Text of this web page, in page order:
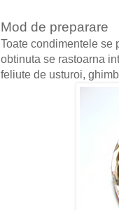
Mod de preparare
Toate condimentele se
obtinuta se rastoarna
feliute de usturoi,